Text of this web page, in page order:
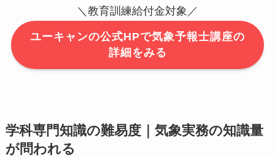
＼教育訓練給付金対象／
ユーキャンの公式HPで気象予報士講座の
詳細をみる
学科専門知識の難易度｜気象実務の知識量
が問われる